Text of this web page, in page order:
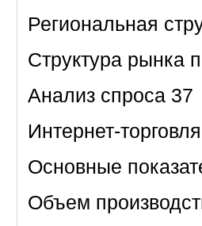
Региональная
Структура рынка
Анализ спроса 37
Интернет-
Основные
Объем